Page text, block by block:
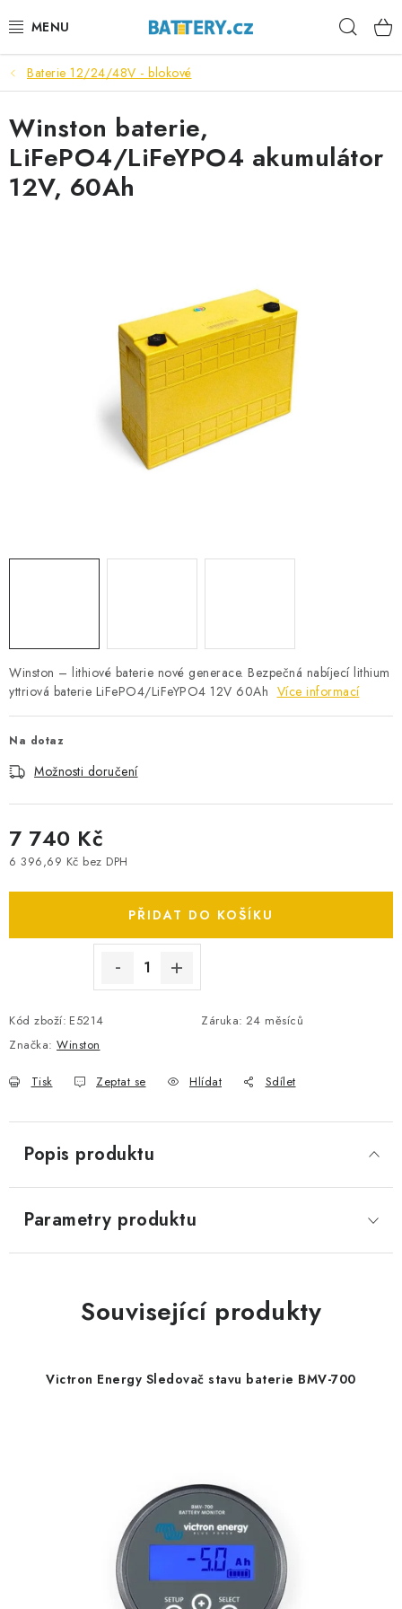
na
VÝHODNÉ SETY
SLUŽBY
AUTOBATERIE
BATERIOVÉ BOXY
POWERBANKY
LITHIOVÉ BATERIE
TESTERY BATERIÍ
BATERIE PRO NOUZOVÁ OSVĚTLENÍ
PŘÍSLUŠENSTVÍ
DOPRAVA ZDARMA
POŠTOVNÉ A DOPRAVA
KONFIGURÁTOR AUTOBATERIÍ
VÝMĚNA AUTOBATERIE
OBCHODNÍ PODMÍNKY
OCHRANA OSOBNÍCH ÚDAJŮ
JAK NA TO S BATTERY.CZ
ČASTO KLADENÉ OTÁZKY, FAQ
Baterie 12/24/48V - blokové
Winston – lithiové baterie nové generace. Bezpečná nabíjecí lithium
yttriová baterie LiFePO4/LiFeYPO4 12V 60Ah Více informací
Na dotaz
Možnosti doručení
7 740 Kč
6 396,69 Kč bez DPH
PŘIDAT DO KOŠÍKU
Kód zboží: E5214 Záruka: 24 měsíců
Značka: Winston
Tisk Zeptat se Hlídat Sdílet
Winston baterie,
LiFePO4/LiFeYPO4 akumulátor
12V, 60Ah
Popis produktu
Parametry produktu
Související produkty
Victron Energy Sledovač stavu baterie BMV-700